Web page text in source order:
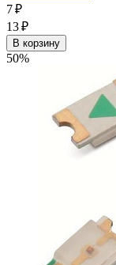
7 ₽
13 ₽
В корзину
50%